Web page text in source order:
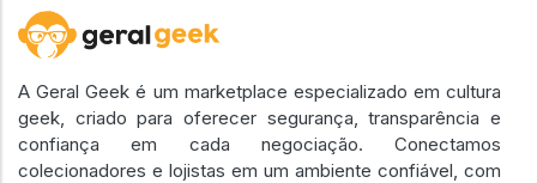
A Geral Geek é um marketplace especializado em cultura
geek, criado para oferecer segurança, transparência e
confiança em cada negociação. Conectamos
colecionadores e lojistas em um ambiente confiável, com